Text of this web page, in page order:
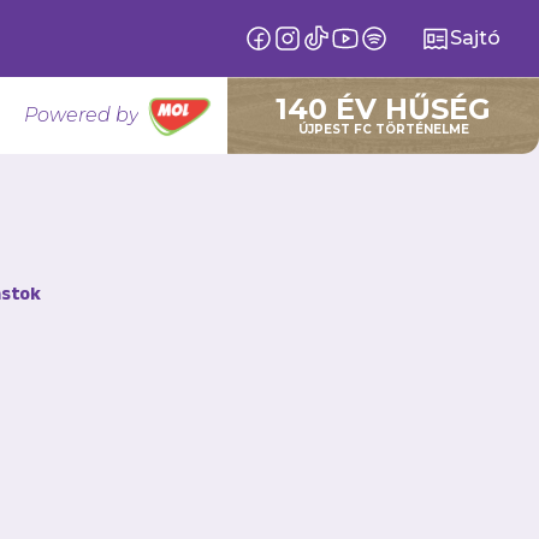
Sajtó
Powered by 140 ÉV HŰSÉG
ÚJPEST FC TÖRTÉNELME